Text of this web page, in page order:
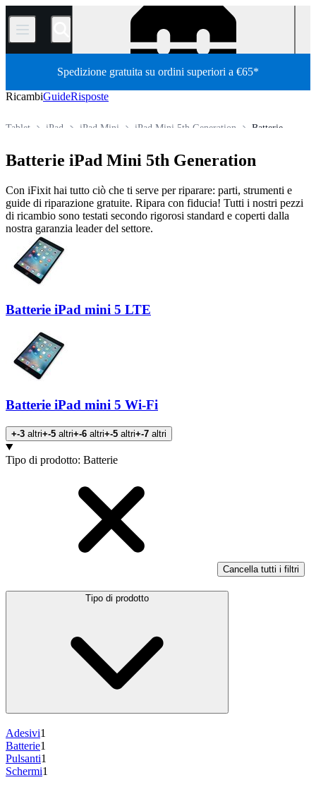
/
Spedizione gratuita su ordini superiori a €65*
RicambiGuideRisposte
Batterie
iPad Mini 5th Generation
iPad Mini
iPad
Tablet
Batterie iPad Mini 5th Generation
Con iFixit hai tutto ciò che ti serve per riparare: parti, strumenti e
guide di riparazione gratuite. Ripara con fiducia! Tutti i nostri pezzi
di ricambio sono testati secondo rigorosi standard e coperti dalla
nostra garanzia leader del settore.
Batterie iPad mini 5 LTE
Batterie iPad mini 5 Wi-Fi
+-3 altri+-5 altri+-6 altri+-5 altri+-7 altri
Prodotti
Tipo di prodotto: Batterie
Cancella tutti i filtri
Tipo di prodotto
Adesivi1
Batterie1
Pulsanti1
Schermi1